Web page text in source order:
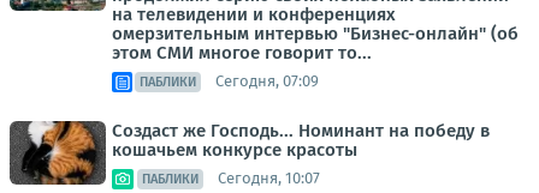
на телевидении и конференциях
омерзительным интервью "Бизнес-онлайн" (об
этом СМИ многое говорит то...
ПАБЛИКИ Сегодня, 07:09
Создаст же Господь... Номинант на победу в
кошачьем конкурсе красоты
ПАБЛИКИ Сегодня, 10:07